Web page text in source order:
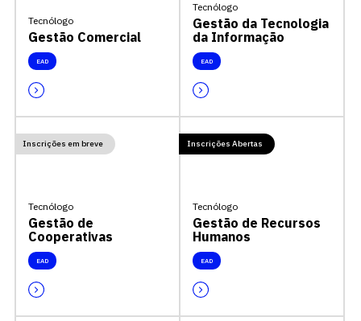
Tecnólogo
Gestão Comercial
EAD
Tecnólogo
Gestão da Tecnologia
da Informação
EAD
Inscrições em breve
Tecnólogo
Gestão de
Cooperativas
EAD
Inscrições Abertas
Tecnólogo
Gestão de Recursos
Humanos
EAD